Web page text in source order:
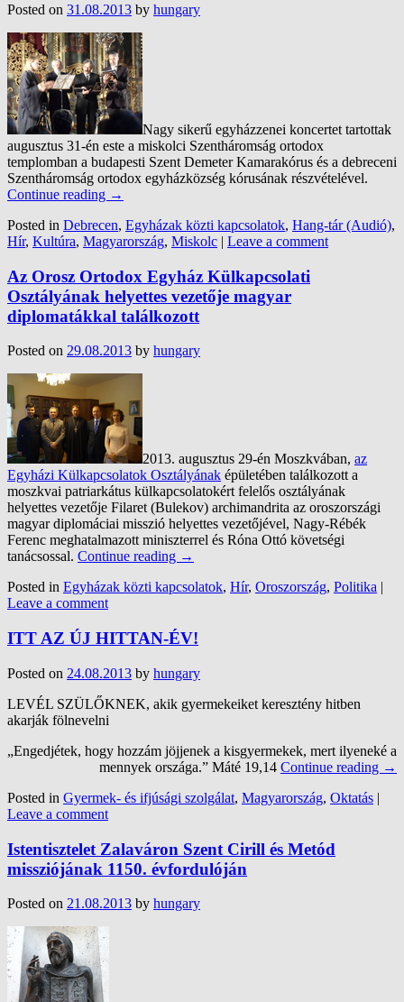
Posted on 31.08.2013 by hungary
Nagy sikerű egyházzenei koncertet tartottak
augusztus 31-én este a miskolci Szentháromság ortodox
templomban a budapesti Szent Demeter Kamarakórus és a debreceni
Szentháromság ortodox egyházközség kórusának részvételével.
Continue reading →
Posted in Debrecen, Egyházak közti kapcsolatok, Hang-tár (Audió),
Hír, Kultúra, Magyarország, Miskolc | Leave a comment
Az Orosz Ortodox Egyház Külkapcsolati
Osztályának helyettes vezetője magyar
diplomatákkal találkozott
Posted on 29.08.2013 by hungary
2013. augusztus 29-én Moszkvában, az
Egyházi Külkapcsolatok Osztályának épületében találkozott a
moszkvai patriarkátus külkapcsolatokért felelős osztályának
helyettes vezetője Filaret (Bulekov) archimandrita az oroszországi
magyar diplomáciai misszió helyettes vezetőjével, Nagy-Rébék
Ferenc meghatalmazott miniszterrel és Róna Ottó követségi
tanácsossal. Continue reading →
Posted in Egyházak közti kapcsolatok, Hír, Oroszország, Politika |
Leave a comment
ITT AZ ÚJ HITTAN-ÉV!
Posted on 24.08.2013 by hungary
LEVÉL SZÜLŐKNEK, akik gyermekeiket keresztény hitben
akarják fölnevelni
„Engedjétek, hogy hozzám jöjjenek a kisgyermekek, mert ilyeneké a
mennyek országa.” Máté 19,14 Continue reading →
Posted in Gyermek- és ifjúsági szolgálat, Magyarország, Oktatás |
Leave a comment
Istentisztelet Zalaváron Szent Cirill és Metód
missziójának 1150. évfordulóján
Posted on 21.08.2013 by hungary